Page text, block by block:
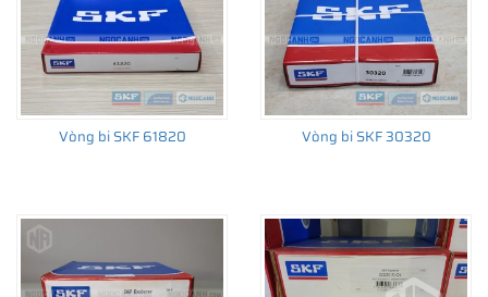
Xuất xứ vòng bi SKF chính hãng ở đâu?
•Chất lượng vòng bi SKF chính hãng
Vòng bi SKF 61820 Vòng bi SKF 30320